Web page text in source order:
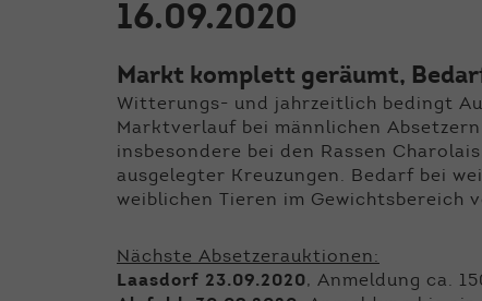
16.09.2020
Markt komplett geräumt,
Witterungs- und jahrzeitlich bedingt
Marktverlauf bei männlichen
insbesondere bei den Rassen
ausgelegter Kreuzungen. Bedarf bei
weiblichen Tieren im Gewichtsbereich
Nächste Absetzerauktionen:
Laasdorf 23.09.2020, Anmeldung ca.